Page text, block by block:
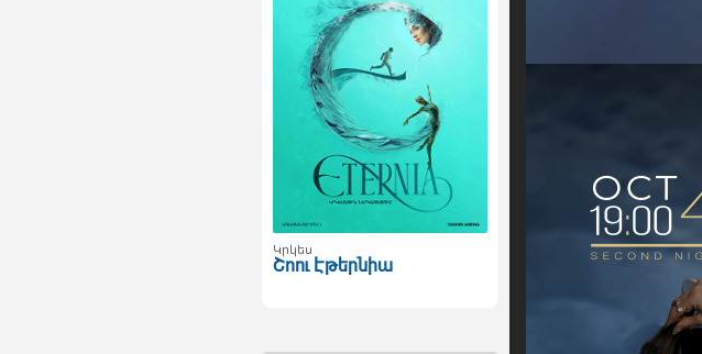
Կրկես
Շոու Էթերնիա